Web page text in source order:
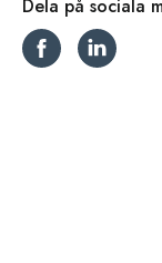
Dela på sociala